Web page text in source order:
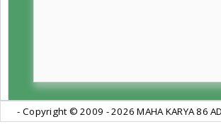
- Copyright © 2009 -2026 MAHA KARYA 86